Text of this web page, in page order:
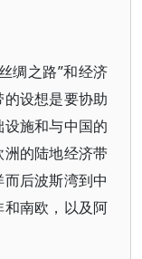
绸之路”和经济
设想是要协助
施和与中国的
的陆地经济带
后波斯湾到中
南欧，以及阿